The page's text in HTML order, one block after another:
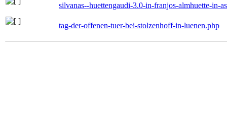
silvanas--huettengaudi-3.0-in-franjos-almhuette-in-
tag-der-offenen-tuer-bei-stolzenhoff-in-luenen.php